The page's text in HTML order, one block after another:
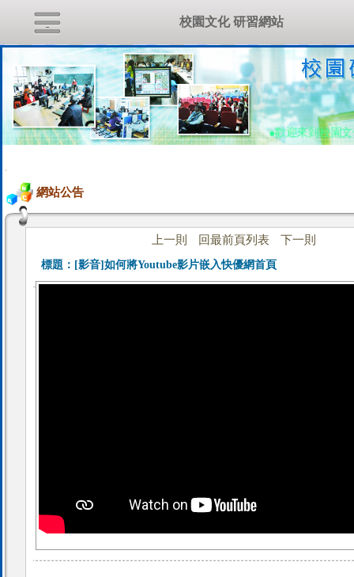
●歡迎來到校園
:::
網站公告
上一則 回最前頁列表 下一則
標題： [影音]如何將Youtube影片嵌入快優網首頁
校園文化 研習網站